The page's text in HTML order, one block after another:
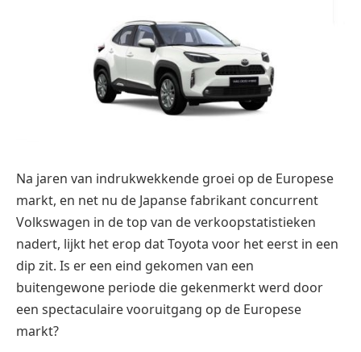
Na jaren van indrukwekkende groei op de Europese
markt, en net nu de Japanse fabrikant concurrent
Volkswagen in de top van de verkoopstatistieken
nadert, lijkt het erop dat Toyota voor het eerst in een
dip zit. Is er een eind gekomen van een
buitengewone periode die gekenmerkt werd door
een spectaculaire vooruitgang op de Europese
markt?